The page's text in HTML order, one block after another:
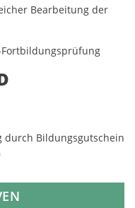
Bearbeitung der
Fortbildungsprüfung
durch Bildungsgutschein